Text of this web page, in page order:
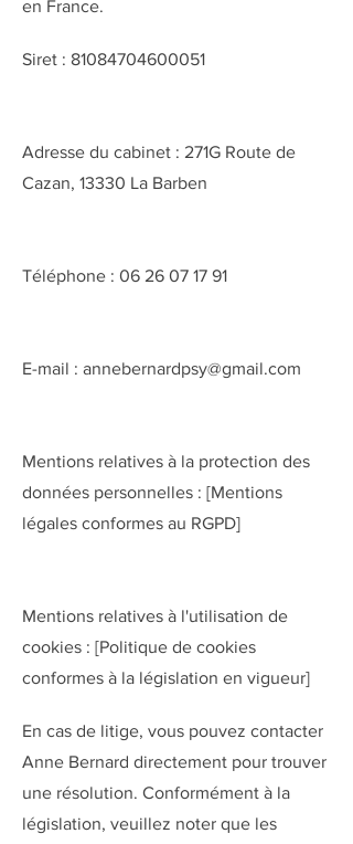
en France.
Siret : 81084704600051
Adresse du cabinet : 271G Route de
Cazan, 13330 La Barben
Téléphone : 06 26 07 17 91
E-mail : annebernardpsy@gmail.com
Mentions relatives à la protection des
données personnelles : [Mentions
légales conformes au RGPD]
Mentions relatives à l'utilisation de
cookies : [Politique de cookies
conformes à la législation en vigueur]
En cas de litige, vous pouvez contacter
Anne Bernard directement pour trouver
une résolution. Conformément à la
législation, veuillez noter que les